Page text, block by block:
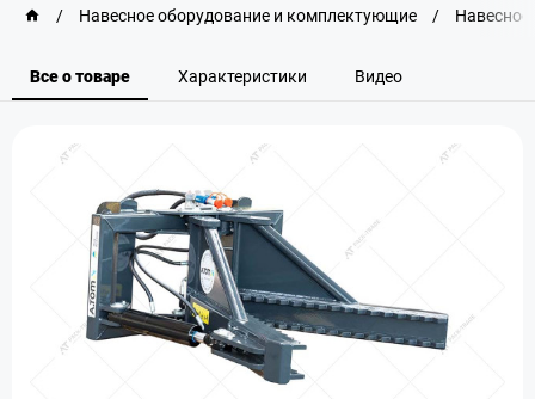
/ Навесное оборудование и комплектующие / Навесное
Все о товаре Характеристики Видео